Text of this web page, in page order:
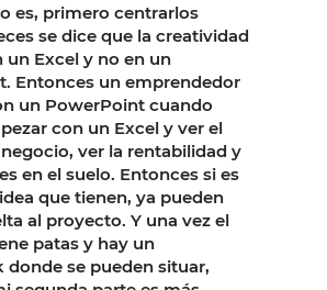
es, primero centrarlos
se dice que la creatividad
un Excel y no en un
Entonces un emprendedor
un PowerPoint cuando
con un Excel y ver el
ver la rentabilidad y
en el suelo. Entonces si es
que tienen, ya pueden
al proyecto. Y una vez el
patas y hay un
donde se pueden situar,